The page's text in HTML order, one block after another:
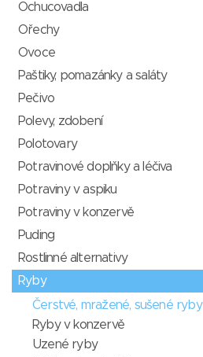
Ochucovadla
Ořechy
Ovoce
Paštiky, pomazánky a saláty
Pečivo
Polevy, zdobení
Polotovary
Potravinové doplňky a léčiva
Potraviny v aspiku
Potraviny v konzervě
Puding
Rostlinné alternativy
Ryby
Čerstvé, mražené, sušené ryby
Ryby v konzervě
Uzené ryby